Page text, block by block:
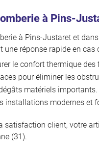
à Pins-
à Pins-Justaret et
réponse rapide en
le confort thermique des
pour éliminer les
matériels importants.
installations modernes et
satisfaction client, votre
(31).